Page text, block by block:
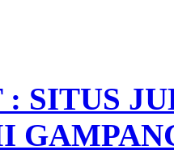
: SITUS